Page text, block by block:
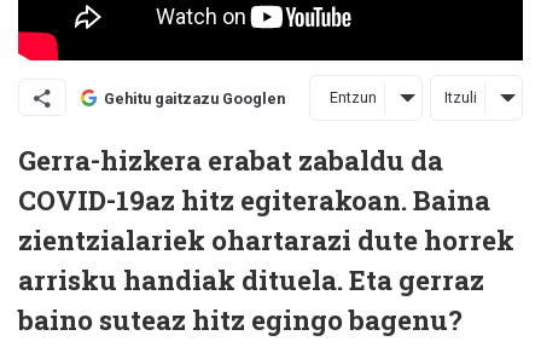
Gehitu gaitzazu Googlen Entzun Itzuli
Gerra-hizkera erabat zabaldu da
COVID-19az hitz egiterakoan. Baina
zientzialariek ohartarazi dute horrek
arrisku handiak dituela. Eta gerraz
baino suteaz hitz egingo bagenu?